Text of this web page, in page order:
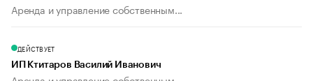
Аренда и управление собственным...
ДЕЙСТВУЕТ
ИП Ктитаров Василий Иванович